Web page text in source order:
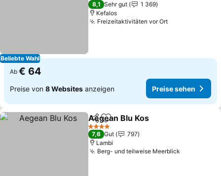
Beliebte Wahl
8,1 Sehr gut
1 369
Kefalos
Freizeitaktivitäten vor OrtPreise sehen
Ab € 64
Preise von 8 Websites anzeigen Preise sehen
TeilenZu Favoriten hinzufügen
Aegean Blu Kos
4 Sterne
7,6 Gut
797
Lambi
Berg- und teilweise Meerblick